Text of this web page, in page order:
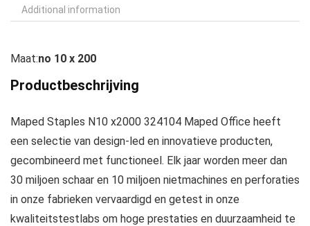
Additional information
Maat:no 10 x 200
Productbeschrijving
Maped Staples N10 x2000 324104 Maped Office heeft
een selectie van design-led en innovatieve producten,
gecombineerd met functioneel. Elk jaar worden meer dan
30 miljoen schaar en 10 miljoen nietmachines en perforaties
in onze fabrieken vervaardigd en getest in onze
kwaliteitstestlabs om hoge prestaties en duurzaamheid te